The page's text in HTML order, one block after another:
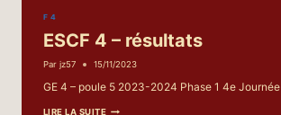
F 4
ESCF 4 – résultats
Par jz57 15/11/2023
GE 4 – poule 5 2023-2024 Phase 1 4e Journée
LIRE LA SUITEESCF